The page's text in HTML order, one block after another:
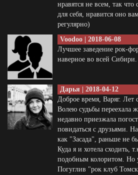
нравятся не всем, так что
для себя, нравится оно
регулярно)
Voodoo | 2018-06-08
Лучшее заведение рок-
наверное во всей Сибири.
Дарья | 2018-04-12
Доброе время, Варяг. Лет
Волею судьбы переехала
недавно приезжала
повидаться с друзьями.
как "Засада", раньше не
Куда я и хотела сходить,
подобным колоритом. Но
Погуглив "рок клуб